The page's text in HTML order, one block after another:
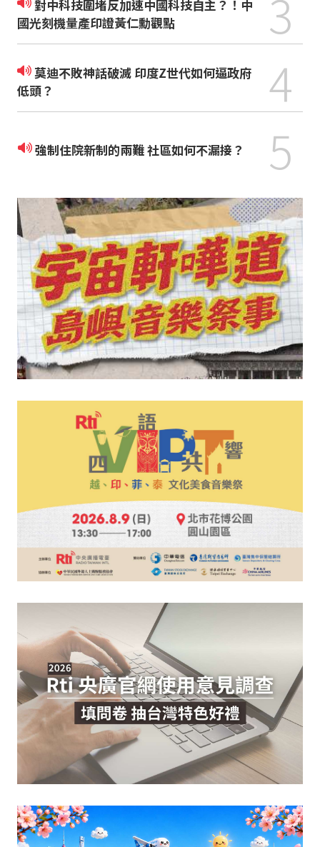
對中科技圍堵反加速中國科技自主？！中
國光刻機量產印證黃仁勳觀點
3
莫迪不敗神話破滅 印度Z世代如何逼政府
低頭？
4
強制住院新制的兩難 社區如何不漏接？ 5